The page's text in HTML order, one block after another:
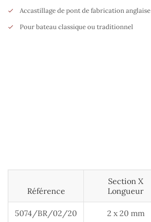
Accastillage de pont de fabrication anglaise
Pour bateau classique ou traditionnel
Référence
Section X
Longueur
5074/BR/02/20 2 x 20 mm